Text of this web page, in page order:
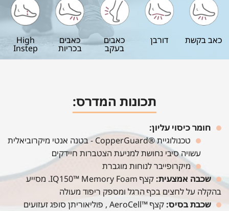
כאב בקשת דורבן כאבים
בעקב
כאבים
בכריות
High
Instep
תכונות המדרס:
חומר כיסוי עליון:
טכנולוגיית ®CopperGuard - בטנה אנטי מיקרוביאלית
עשויה סיבי נחושת למניעת הצטברות חיידקים
מיקרופייבר לנוחות מוגברת
שכבה אמצעית:
קצף IQ150™ Memory Foam. מסייע
בהקלה על לחצים בכף הרגל ומספק ריפוד מעולה
שכבת בסיס: קצף ™AeroCell , פוליאוריתן סופג זעזועים